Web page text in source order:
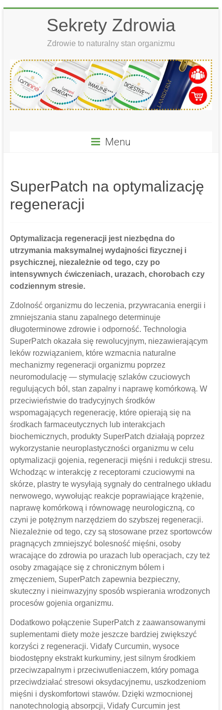
Sekrety Zdrowia
Zdrowie to naturalny stan organizmu
Menu
SuperPatch na optymalizację
regeneracji
Optymalizacja regeneracji jest niezbędna do
utrzymania maksymalnej wydajności fizycznej i
psychicznej, niezależnie od tego, czy po
intensywnych ćwiczeniach, urazach, chorobach czy
codziennym stresie.
Zdolność organizmu do leczenia, przywracania energii i
zmniejszania stanu zapalnego determinuje
długoterminowe zdrowie i odporność. Technologia
SuperPatch okazała się rewolucyjnym, niezawierającym
leków rozwiązaniem, które wzmacnia naturalne
mechanizmy regeneracji organizmu poprzez
neuromodulację — stymulację szlaków czuciowych
regulujących ból, stan zapalny i naprawę komórkową. W
przeciwieństwie do tradycyjnych środków
wspomagających regenerację, które opierają się na
środkach farmaceutycznych lub interakcjach
biochemicznych, produkty SuperPatch działają poprzez
wykorzystanie neuroplastyczności organizmu w celu
optymalizacji gojenia, regeneracji mięśni i redukcji stresu.
Wchodząc w interakcję z receptorami czuciowymi na
skórze, plastry te wysyłają sygnały do ​​centralnego układu
nerwowego, wywołując reakcje poprawiające krążenie,
naprawę komórkową i równowagę neurologiczną, co
czyni je potężnym narzędziem do szybszej regeneracji.
Niezależnie od tego, czy są stosowane przez sportowców
pragnących zmniejszyć bolesność mięśni, osoby
wracające do zdrowia po urazach lub operacjach, czy też
osoby zmagające się z chronicznym bólem i
zmęczeniem, SuperPatch zapewnia bezpieczny,
skuteczny i nieinwazyjny sposób wspierania wrodzonych
procesów gojenia organizmu.
Dodatkowo połączenie SuperPatch z zaawansowanymi
suplementami diety może jeszcze bardziej zwiększyć
korzyści z regeneracji. Vidafy Curcumin, wysoce
biodostępny ekstrakt kurkuminy, jest silnym środkiem
przeciwzapalnym i przeciwutleniaczem, który pomaga
przeciwdziałać stresowi oksydacyjnemu, uszkodzeniom
mięśni i dyskomfortowi stawów. Dzięki wzmocnionej
nanotechnologią absorpcji, Vidafy Curcumin jest